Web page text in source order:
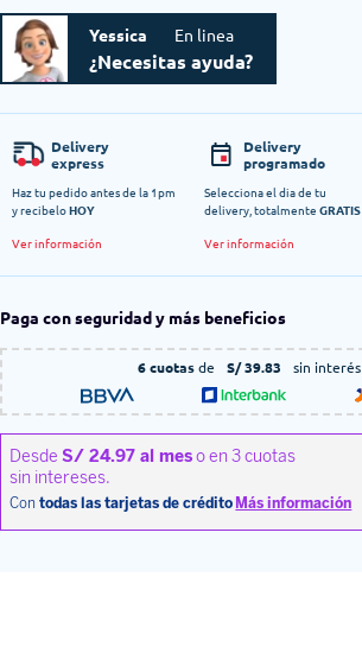
Yessica En linea
¿Necesitas ayuda?
Delivery
express
Haz tu pedido antes de la 1pm
y recibeloHOY
Ver información
Delivery
programado
Selecciona el dia de tu
delivery, totalmente GRATIS
Ver información
Paga con seguridad y más beneficios
6 cuotasde S/ 39.83 sin interés